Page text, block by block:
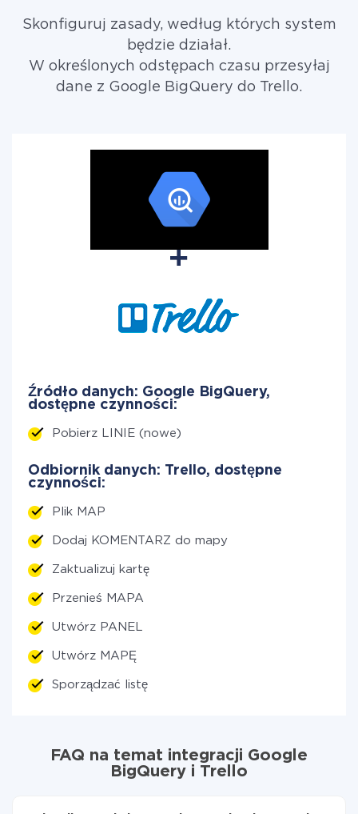
Skonfiguruj zasady, według których system
będzie działał.
W określonych odstępach czasu przesyłaj
dane z Google BigQuery do Trello.
Źródło danych: Google BigQuery,
dostępne czynności:
Pobierz LINIE (nowe)
Odbiornik danych: Trello, dostępne
czynności:
Plik MAP
Dodaj KOMENTARZ do mapy
Zaktualizuj kartę
Przenieś MAPA
Utwórz PANEL
Utwórz MAPĘ
Sporządzać listę
FAQ na temat integracji Google
BigQuery i Trello